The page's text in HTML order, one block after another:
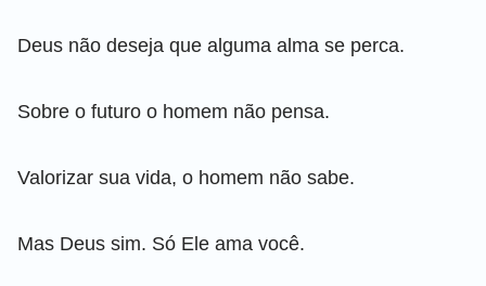
Deus não deseja que alguma alma se perca.
Sobre o futuro o homem não pensa.
Valorizar sua vida, o homem não sabe.
Mas Deus sim. Só Ele ama você.